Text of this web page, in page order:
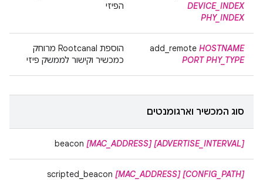
DEVICE_INDEX
PHY_INDEX
הפיזי
add_remote HOSTNAME
PORT PHY_TYPE
הוספת Rootcanal מרוחק
כמכשיר וקישור לממשק פיזי
סוג המכשיר וארגומנטים
beacon [MAC_ADDRESS] [ADVERTISE_INTERVAL]
scripted_beacon [MAC_ADDRESS] [CONFIG_PATH]